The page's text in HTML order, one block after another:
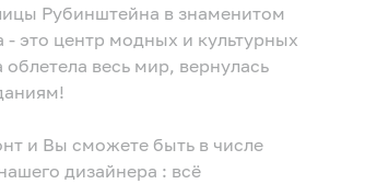
Рубинштейна в знаменитом
это центр модных и культурных
и Вы сможете быть в числе